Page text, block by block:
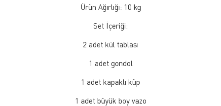
Ürün Ağırlığı: 10 kg
Set İçeriği:
2 adet kül tablası
1 adet gondol
1 adet kapaklı küp
1 adet büyük boy vazo